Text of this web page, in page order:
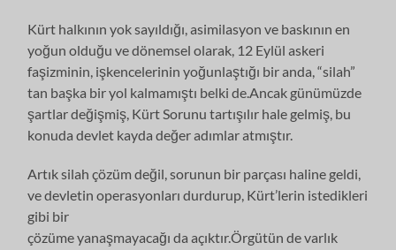
Kürt halkının yok sayıldığı, asimilasyon ve baskının en
yoğun olduğu ve dönemsel olarak, 12 Eylül askeri
faşizminin, işkencelerinin yoğunlaştığı bir anda, “silah”
tan başka bir yol kalmamıştı belki de.Ancak günümüzde
şartlar değişmiş, Kürt Sorunu tartışılır hale gelmiş, bu
konuda devlet kayda değer adımlar atmıştır.
Artık silah çözüm değil, sorunun bir parçası haline geldi,
ve devletin operasyonları durdurup, Kürt’lerin istedikleri
gibi bir
çözüme yanaşmayacağı da açıktır.Örgütün de varlık